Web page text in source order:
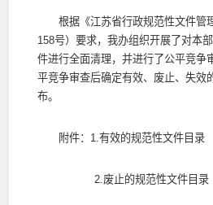
根据《江苏省行政规范性文件管
158号）要求，我办组织开展了对本
件进行全面清理，并进行了公平竞争
平竞争审查后确定有效、废止、失效
布。
附件：1.有效的规范性文件目录
2.废止的规范性文件目录